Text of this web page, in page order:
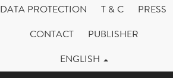
DATA PROTECTION T & C
PRESS
CONTACT
PUBLISHER
ENGLISH